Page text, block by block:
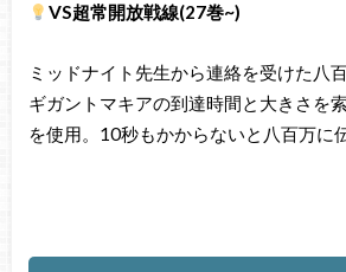
VS超常開放戦線(27巻~)
ミッドナイト先生から連絡を受けた八
ギガントマキアの到達時間と大きさを
を使用。10秒もかからないと八百万に